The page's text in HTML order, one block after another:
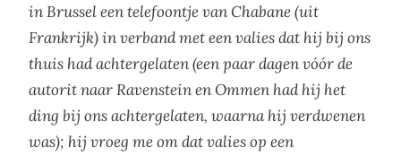
in Brussel een telefoontje van Chabane (uit
Frankrijk) in verband met een valies dat hij bij ons
thuis had achtergelaten (een paar dagen vóór de
autorit naar Ravenstein en Ommen had hij het
ding bij ons achtergelaten, waarna hij verdwenen
was); hij vroeg me om dat valies op een